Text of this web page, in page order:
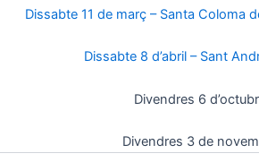
Dissabte 11 de març – Santa Coloma
Dissabte 8 d’abril – Sant
Divendres 6
Divendres 3 de